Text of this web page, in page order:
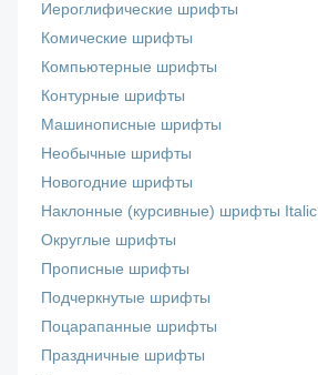
Иероглифические шрифты
Комические шрифты
Компьютерные шрифты
Контурные шрифты
Машинописные шрифты
Необычные шрифты
Новогодние шрифты
Наклонные (курсивные) шрифты Italic
Округлые шрифты
Прописные шрифты
Подчеркнутые шрифты
Поцарапанные шрифты
Праздничные шрифты